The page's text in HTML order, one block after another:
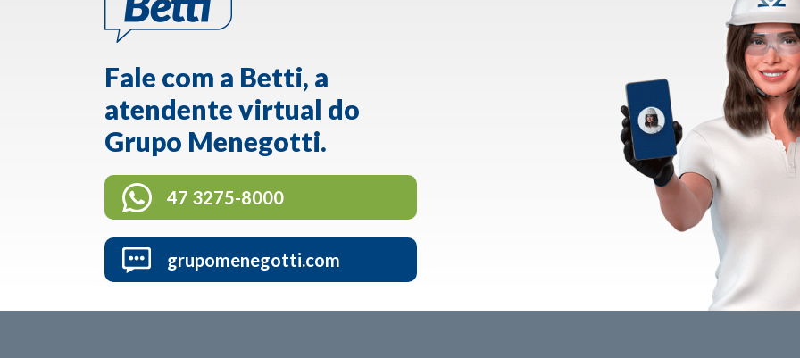
Fale com a Betti, a
atendente virtual do
Grupo Menegotti.
47 3275-8000
grupomenegotti.com